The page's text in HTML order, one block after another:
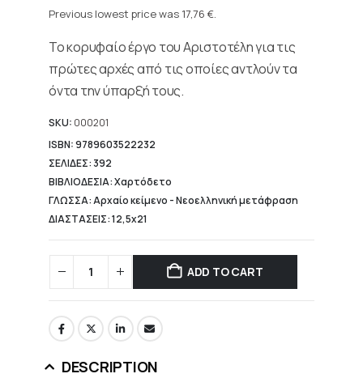
22,20 €.
price
17,76 €.
Previous lowest price was 17,76 €.
Το κορυφαίο έργο του Αριστοτέλη για τις
πρώτες αρχές από τις οποίες αντλούν τα
όντα την ύπαρξή τους.
SKU: 000201
ISBN: 9789603522232
ΣΕΛΙΔΕΣ: 392
ΒΙΒΛΙΟΔΕΣΙΑ: Χαρτόδετο
ΓΛΩΣΣΑ: Αρχαίο κείμενο - Νεοελληνική μετάφραση
ΔΙΑΣΤΑΣΕΙΣ: 12,5x21
ADD TO CART
DESCRIPTION